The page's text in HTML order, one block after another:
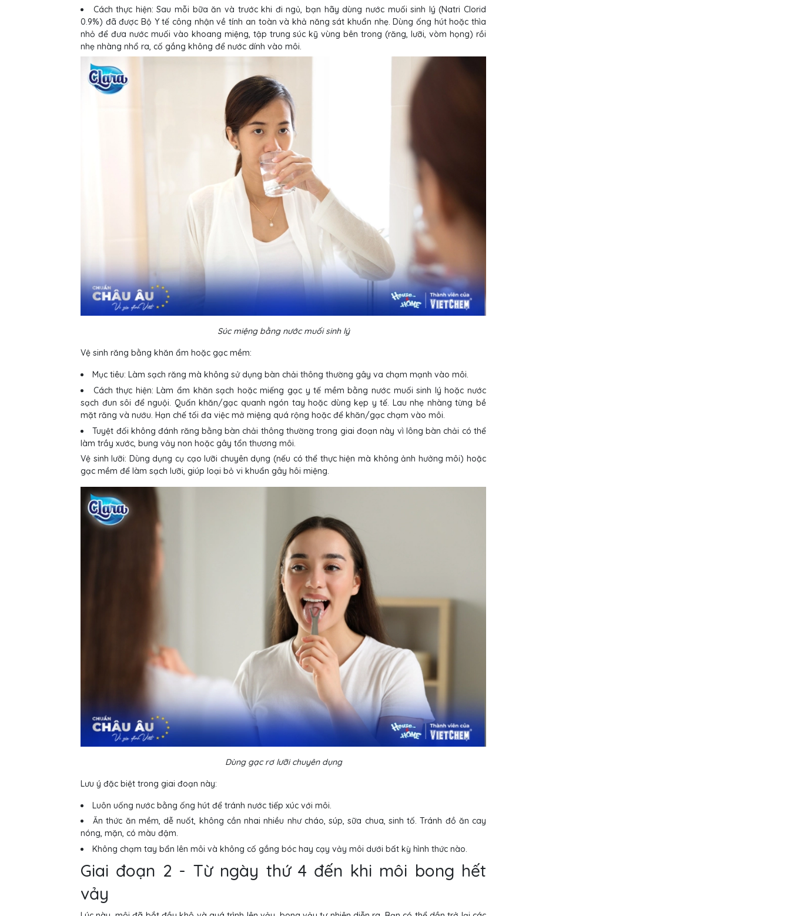
Cách thực hiện: Sau mỗi bữa ăn và trước khi đi ngủ, bạn hãy dùng nước muối sinh lý (Natri Clorid
0.9%) đã được Bộ Y tế công nhận về tính an toàn và khả năng sát khuẩn nhẹ. Dùng ống hút hoặc thìa
nhỏ để đưa nước muối vào khoang miệng, tập trung súc kỹ vùng bên trong (răng, lưỡi, vòm họng) rồi
nhẹ nhàng nhổ ra, cố gắng không để nước dính vào môi.
Súc miệng bằng nước muối sinh lý
Vệ sinh răng bằng khăn ẩm hoặc gạc mềm:
Mục tiêu: Làm sạch răng mà không sử dụng bàn chải thông thường gây va chạm mạnh vào môi.
Cách thực hiện: Làm ẩm khăn sạch hoặc miếng gạc y tế mềm bằng nước muối sinh lý hoặc nước
sạch đun sôi để nguội. Quấn khăn/gạc quanh ngón tay hoặc dùng kẹp y tế. Lau nhẹ nhàng từng bề
mặt răng và nướu. Hạn chế tối đa việc mở miệng quá rộng hoặc để khăn/gạc chạm vào môi.
Tuyệt đối không đánh răng bằng bàn chải thông thường trong giai đoạn này vì lông bàn chải có thể
làm trầy xước, bung vảy non hoặc gây tổn thương môi.
Vệ sinh lưỡi: Dùng dụng cụ cạo lưỡi chuyên dụng (nếu có thể thực hiện mà không ảnh hưởng môi) hoặc
gạc mềm để làm sạch lưỡi, giúp loại bỏ vi khuẩn gây hôi miệng.
Dùng gạc rơ lưỡi chuyên dụng
Lưu ý đặc biệt trong giai đoạn này:
Luôn uống nước bằng ống hút để tránh nước tiếp xúc với môi.
Ăn thức ăn mềm, dễ nuốt, không cần nhai nhiều như cháo, súp, sữa chua, sinh tố. Tránh đồ ăn cay
nóng, mặn, có màu đậm.
Không chạm tay bẩn lên môi và không cố gắng bóc hay cạy vảy môi dưới bất kỳ hình thức nào.
Giai đoạn 2 - Từ ngày thứ 4 đến khi môi bong hết
vảy